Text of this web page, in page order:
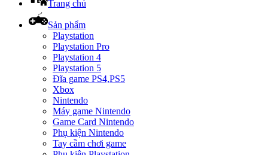
Trang chủ
Sản phẩm
Playstation
Playstation Pro
Playstation 4
Playstation 5
Đĩa game PS4,PS5
Xbox
Nintendo
Máy game Nintendo
Game Card Nintendo
Phụ kiện Nintendo
Tay cầm chơi game